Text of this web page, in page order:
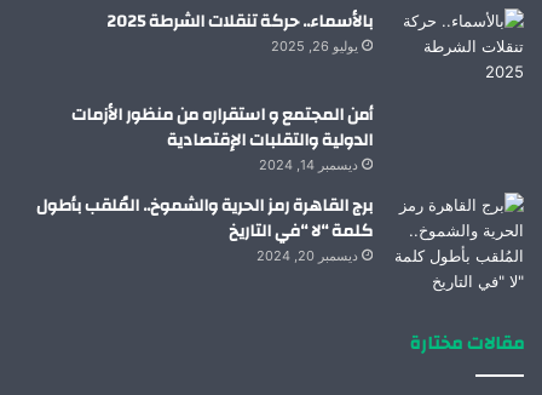
بالأسماء.. حركة تنقلات الشرطة 2025
يوليو 26, 2025
أمن المجتمع و استقراره من منظور الأزمات
الدولية والتقلبات الإقتصادية
ديسمبر 14, 2024
برج القاهرة رمز الحرية والشموخ.. المُلقب بأطول
كلمة “لا “في التاريخ
ديسمبر 20, 2024
مقالات مختارة